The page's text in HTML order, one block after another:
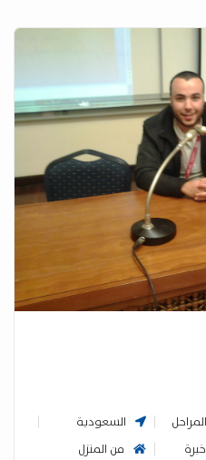
السعودية
من المنزل